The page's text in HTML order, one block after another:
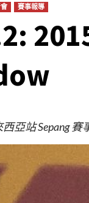
賽事報導
亞站 Sepang